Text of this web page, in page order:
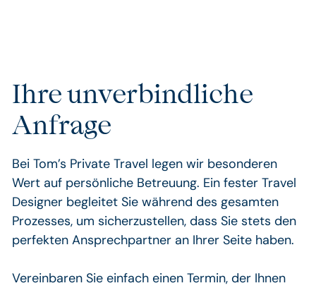
Ihre unverbindliche
Anfrage
Bei Tom’s Private Travel legen wir besonderen
Wert auf persönliche Betreuung. Ein fester Travel
Designer begleitet Sie während des gesamten
Prozesses, um sicherzustellen, dass Sie stets den
perfekten Ansprechpartner an Ihrer Seite haben.
Vereinbaren Sie einfach einen Termin, der Ihnen